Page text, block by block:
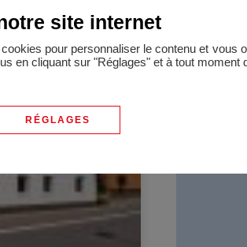
1600 m²
sur-Moder
site internet
pour personnaliser le contenu et vous
en cliquant sur "Réglages" et à tout
RÉGLAGES